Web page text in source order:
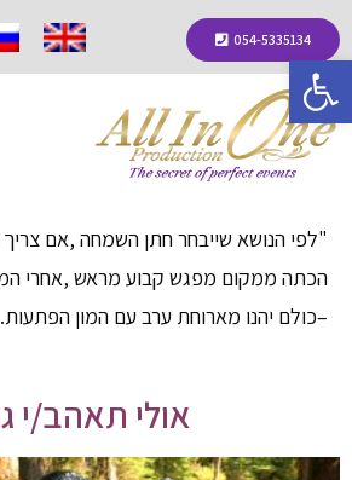
פתח סרגל נגישות
054-5335134
"לפי הנושא שייבחר חתן השמחה ,אם צריך
הכתה ממקום מפגש קבוע מראש ,אחרי
–כולם יהנו מארוחת ערב עם המון
אולי תאהב/י